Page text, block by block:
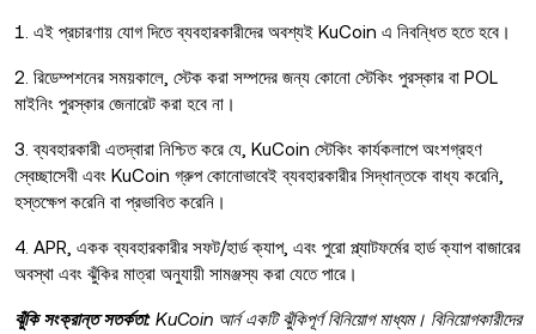
1. এই প্রচারণায় যোগ দিতে ব্যবহারকারীদের অবশ্যই KuCoin এ নিবন্ধিত হতে হবে।
2. রিডেম্পশনের সময়কালে, স্টেক করা সম্পদের জন্য কোনো স্টেকিং পুরস্কার বা POL
মাইনিং পুরস্কার জেনারেট করা হবে না।
3. ব্যবহারকারী এতদ্বারা নিশ্চিত করে যে, KuCoin স্টেকিং কার্যকলাপে অংশগ্রহণ
স্বেচ্ছাসেবী এবং KuCoin গ্রুপ কোনোভাবেই ব্যবহারকারীর সিদ্ধান্তকে বাধ্য করেনি,
হস্তক্ষেপ করেনি বা প্রভাবিত করেনি।
4. APR, একক ব্যবহারকারীর সফট/হার্ড ক্যাপ, এবং পুরো প্ল্যাটফর্মের হার্ড ক্যাপ বাজারের
অবস্থা এবং ঝুঁকির মাত্রা অনুযায়ী সামঞ্জস্য করা যেতে পারে।
ঝুঁকি সংক্রান্ত সতর্কতা: KuCoin আর্ন একটি ঝুঁকিপূর্ণ বিনিয়োগ মাধ্যম। বিনিয়োগকারীদের